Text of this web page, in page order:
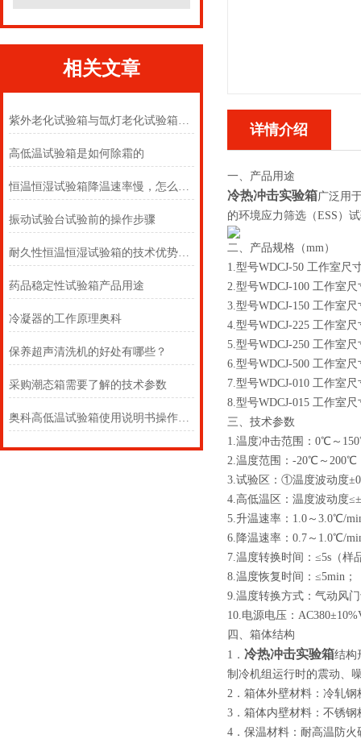
相关文章
紫外老化试验箱与氙灯老化试验箱的选型指南
高低温试验箱是如何除霜的
恒温恒湿试验箱降温速率慢，怎么解决？
振动试验台试验前的操作步骤
耐久性恒温恒湿试验箱的技术优势及使用注意事项
药品稳定性试验箱产品用途
冷凝器的工作原理奥科
保养超声清洗机的好处有哪些？
采购潮态箱需要了解的技术参数
奥科高低温试验箱使用说明书操作详细资料
详情介绍
一、产品用途
冷热冲击实验箱广泛用
的环境应力筛选（ESS）
二、产品规格（mm）
1.型号WDCJ-50 工作室尺
2.型号WDCJ-100 工作室
3.型号WDCJ-150 工作室
4.型号WDCJ-225 工作室
5.型号WDCJ-250 工作室
6.型号WDCJ-500 工作室
7.型号WDCJ-010 工作室
8.型号WDCJ-015 工作室
三、技术参数
1.温度冲击范围：0℃～
2.温度范围：-20℃～
3.试验区：①温度波动度
4.高低温区：温度波动度
5.升温速率：1.0～3.0℃/
6.降温速率：0.7～1.0℃/
7.温度转换时间：≤5s（样
8.温度恢复时间：≤5min；
9.温度转换方式：气动风
10.电源电压：
四、箱体结构
1． 冷热冲击实验箱结构
制冷机组运行时的震动、
2．箱体外壁材料：冷轧
3．箱体内壁材料：不锈钢
4．保温材料：耐高温防